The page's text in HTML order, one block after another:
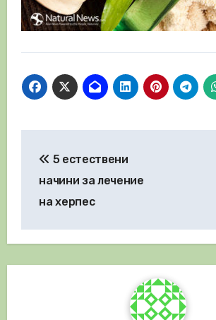
5 естествени
начини за лечение
на херпес